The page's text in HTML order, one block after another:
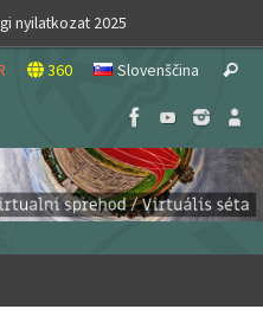
nyilatkozat 2025
360 Slovenščina Search